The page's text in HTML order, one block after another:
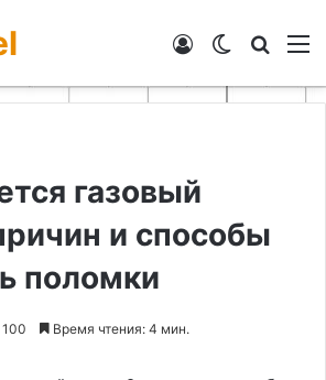
Switch skin
Войти
газовый
и способы
поломки
100 Время чтения: 4 мин.